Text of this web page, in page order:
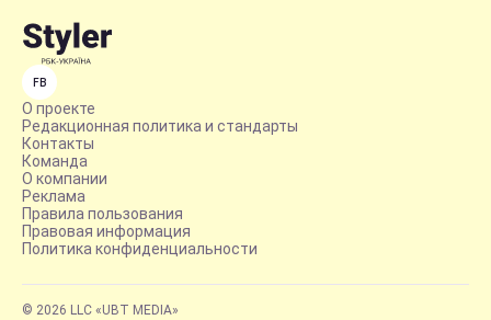
FB
О проекте
Редакционная политика и стандарты
Контакты
Команда
О компании
Реклама
Правила пользования
Правовая информация
Политика конфиденциальности
© 2026 LLC «UBT MEDIA»